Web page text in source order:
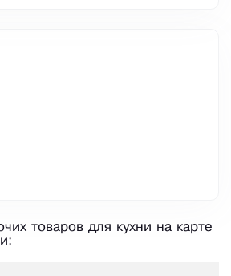
товаров для кухни на карте